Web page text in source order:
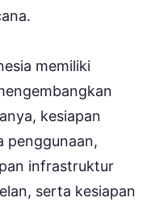
memiliki
kesiapan
penggunaan,
infrastruktur
serta kesiapan